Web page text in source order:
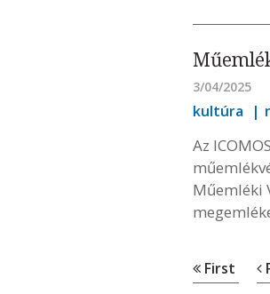
3/04/2025
kultúra
Az
Műemléki
First